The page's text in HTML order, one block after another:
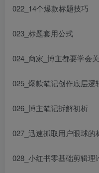
022_14个爆款标题技巧
023_标题套用公式
024_商家_博主都要学会
025_爆款笔记创作底层逻
026_博主笔记拆解初析
027_迅速抓取用户眼球的
028_小红书零基础剪辑理